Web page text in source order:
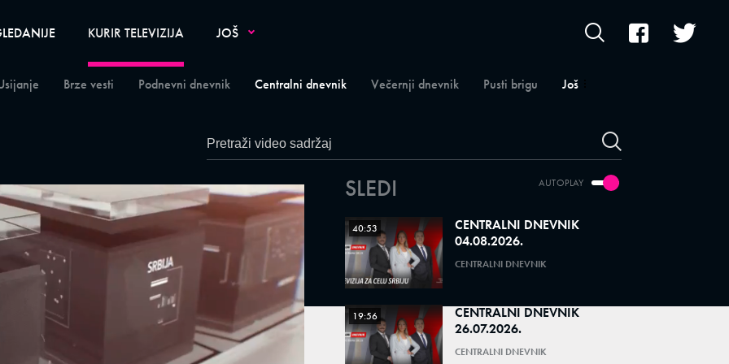
KURIR TELEVIZIJA
Brze vesti Podnevni dnevnik Centralni dnevnik Večernji dnevnik Pusti brigu Još
JOŠ
AUTOPLAY
SLEDI
40:53
CENTRALNI DNEVNIK
04.08.2026.
CENTRALNI DNEVNIK
19:56
CENTRALNI DNEVNIK
26.07.2026.
CENTRALNI DNEVNIK